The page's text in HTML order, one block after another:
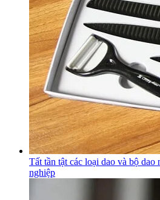
Tất tần tật các loại dao và bộ dao
nghiệp